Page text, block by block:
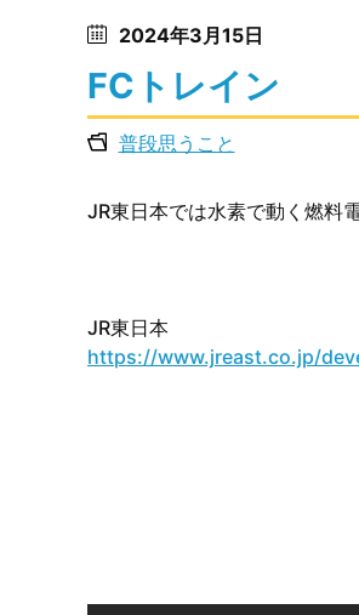
2024年3月15日
FCトレイン
普段思うこと
JR東日本では水素で動く燃料
JR東日本
https://www.jreast.co.jp/